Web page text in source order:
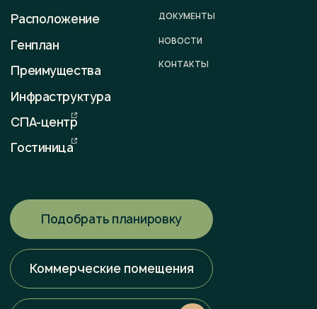
Телефон
+7 (996) 899-28-01
E-mail
пн-вс: 09:00 — 18:00
Политика конфиденциальности
информацию об условиях продаж, порядке заключения
договоров, точных характеристиках проектов и т. п.
Вы можете узнать по телефонам и (или) непосредственно
в нашем офисе продаж.
Разработка сайта Наверх